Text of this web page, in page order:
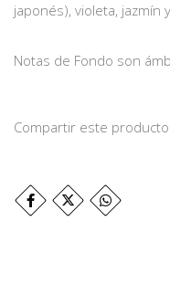
japonés), violeta, jazmín
Notas de Fondo son
Compartir este producto